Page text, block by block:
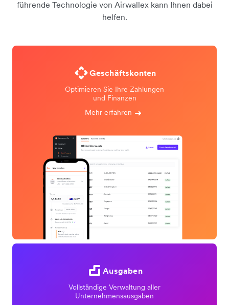
führende Technologie von Airwallex kann Ihnen dabei
helfen.
Geschäftskonten
Optimieren Sie Ihre Zahlungen
und Finanzen
Mehr erfahren
Ausgaben
Vollständige Verwaltung aller
Unternehmensausgaben